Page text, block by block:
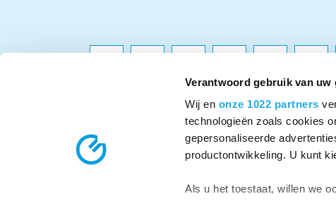
Verantwoord gebruik van uw
Wij en onze 1022 partners
technologieën zoals cookies
gepersonaliseerde
productontwikkeling. U kunt
Als u het toestaat, willen we
vereniging Ons
013 – 595 55 00 E-mail: info@omo.nl